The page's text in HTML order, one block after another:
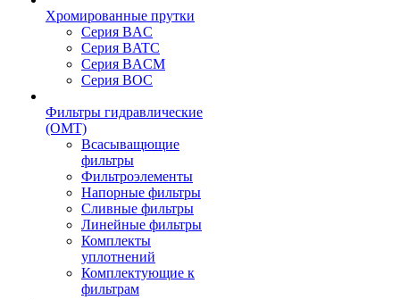
Хромированные прутки
Серия BAC
Серия BATC
Серия BACM
Серия BOC
Фильтры гидравлические
(OMT)
Всасыващющие
фильтры
Фильтроэлементы
Напорные фильтры
Сливные фильтры
Линейные фильтры
Комплекты
уплотнений
Комплектующие к
фильтрам